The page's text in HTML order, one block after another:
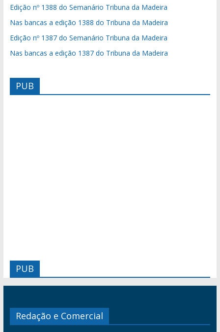
Edição nº 1388 do Semanário Tribuna da Madeira
Nas bancas a edição 1388 do Tribuna da Madeira
Edição nº 1387 do Semanário Tribuna da Madeira
Nas bancas a edição 1387 do Tribuna da Madeira
PUB
PUB
Redação e Comercial